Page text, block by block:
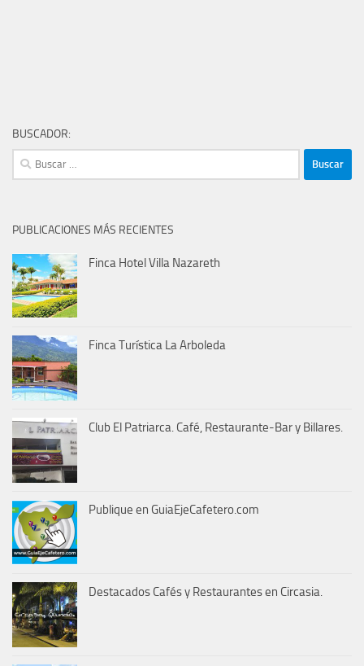
BUSCADOR:
Buscar:
PUBLICACIONES MÁS RECIENTES
Finca Hotel Villa Nazareth
Finca Turística La Arboleda
Club El Patriarca. Café, Restaurante-Bar y Billares.
Publique en GuiaEjeCafetero.com
Destacados Cafés y Restaurantes en Circasia.